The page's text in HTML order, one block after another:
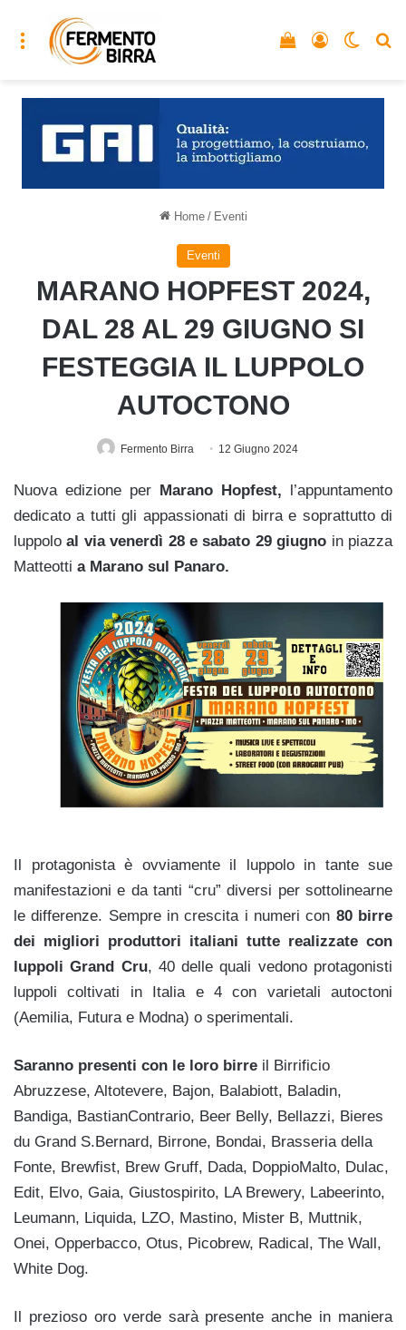
Menu Accedi
Vedi il carrello
Home / Eventi
Eventi
MARANO HOPFEST 2024,
DAL 28 AL 29 GIUGNO SI
FESTEGGIA IL LUPPOLO
AUTOCTONO
Fermento Birra 12 Giugno 2024
Nuova edizione per Marano Hopfest, l’appuntamento
dedicato a tutti gli appassionati di birra e soprattutto di
luppolo al via venerdì 28 e sabato 29 giugno in piazza
Matteotti a Marano sul Panaro.
Il protagonista è ovviamente il luppolo in tante sue
manifestazioni e da tanti “cru” diversi per sottolinearne
le differenze. Sempre in crescita i numeri con 80 birre
dei migliori produttori italiani tutte realizzate con
luppoli Grand Cru, 40 delle quali vedono protagonisti
luppoli coltivati in Italia e 4 con varietali autoctoni
(Aemilia, Futura e Modna) o sperimentali.
Saranno presenti con le loro birre il Birrificio
Abruzzese, Altotevere, Bajon, Balabiott, Baladin,
Bandiga, BastianContrario, Beer Belly, Bellazzi, Bieres
du Grand S.Bernard, Birrone, Bondai, Brasseria della
Fonte, Brewfist, Brew Gruff, Dada, DoppioMalto, Dulac,
Edit, Elvo, Gaia, Giustospirito, LA Brewery, Labeerinto,
Leumann, Liquida, LZO, Mastino, Mister B, Muttnik,
Onei, Opperbacco, Otus, Picobrew, Radical, The Wall,
White Dog.
Il prezioso oro verde sarà presente anche in maniera